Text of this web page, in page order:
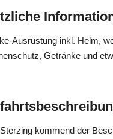
bringt Bikespaß für
für Kinder bis
Bike Tour wird von einem
Ausrüstung inkl. Helm,
Getränke und
kommend der